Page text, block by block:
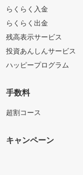
らくらく入金
らくらく出金
残高表示サービス
投資あんしんサービス
ハッピープログラム
手数料
超割コース
キャンペーン